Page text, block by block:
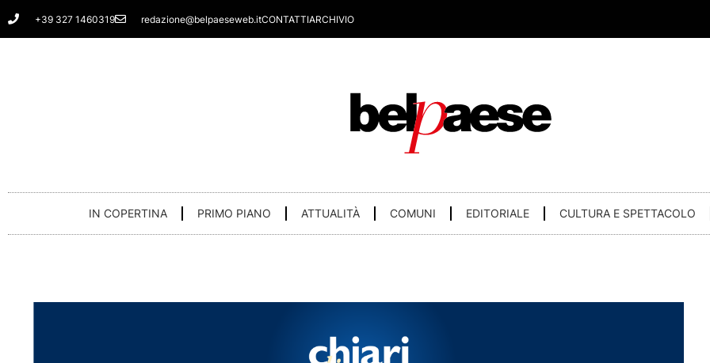
Vai
al
+39 327 1460319 redazione@belpaeseweb.itCONTATTIARCHIVIO
IN COPERTINA PRIMO PIANO ATTUALITÀ COMUNI EDITORIALE CULTURA E SPETTACOLO